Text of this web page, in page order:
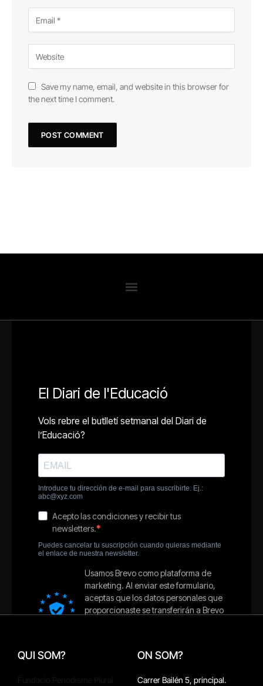
Save my name, email, and website in this browser for
the next time I comment.
QUI SOM? ON SOM?
Carrer Bailén 5, principal.